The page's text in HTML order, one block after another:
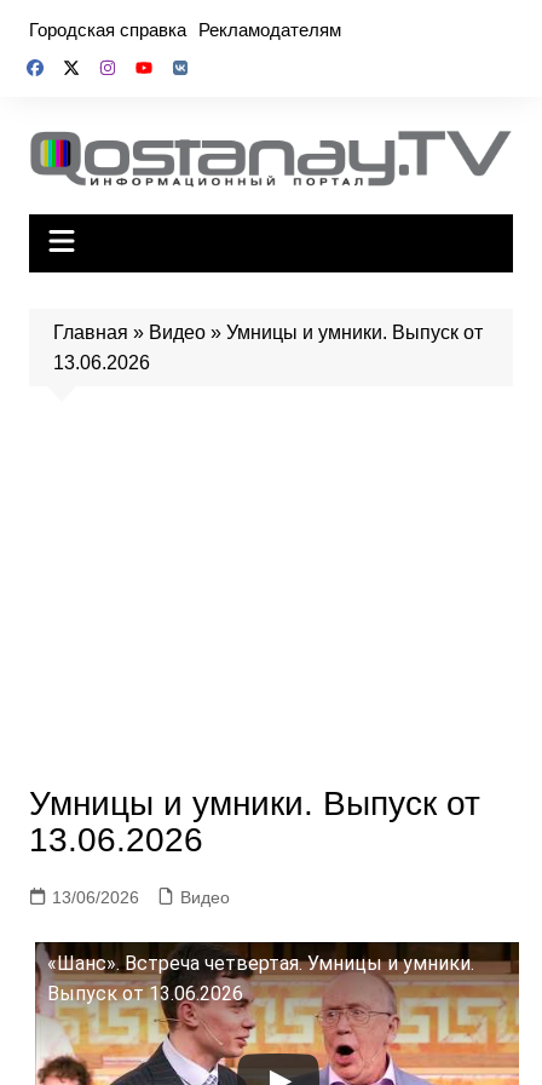
содержимому
Городская справка Рекламодателям
Главная » Видео» Умницы и умники. Выпуск от
13.06.2026
Умницы и умники. Выпуск от
13.06.2026
13/06/2026 Видео
«Шанс». Встреча четвертая. Умницы и умники.
Выпуск от 13.06.2026